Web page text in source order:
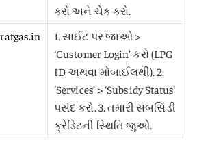
કરો અને ચેક કરો.
1. સાઈટ પર જાઓ >
‘Customer Login’ કરો (LPG
ID અથવા મોબાઈલથી). 2.
‘Services’ > ‘Subsidy Status’
પસંદ કરો. 3. તમારી સબસિડી
ક્રેડિટની સ્થિતિ જુઓ.